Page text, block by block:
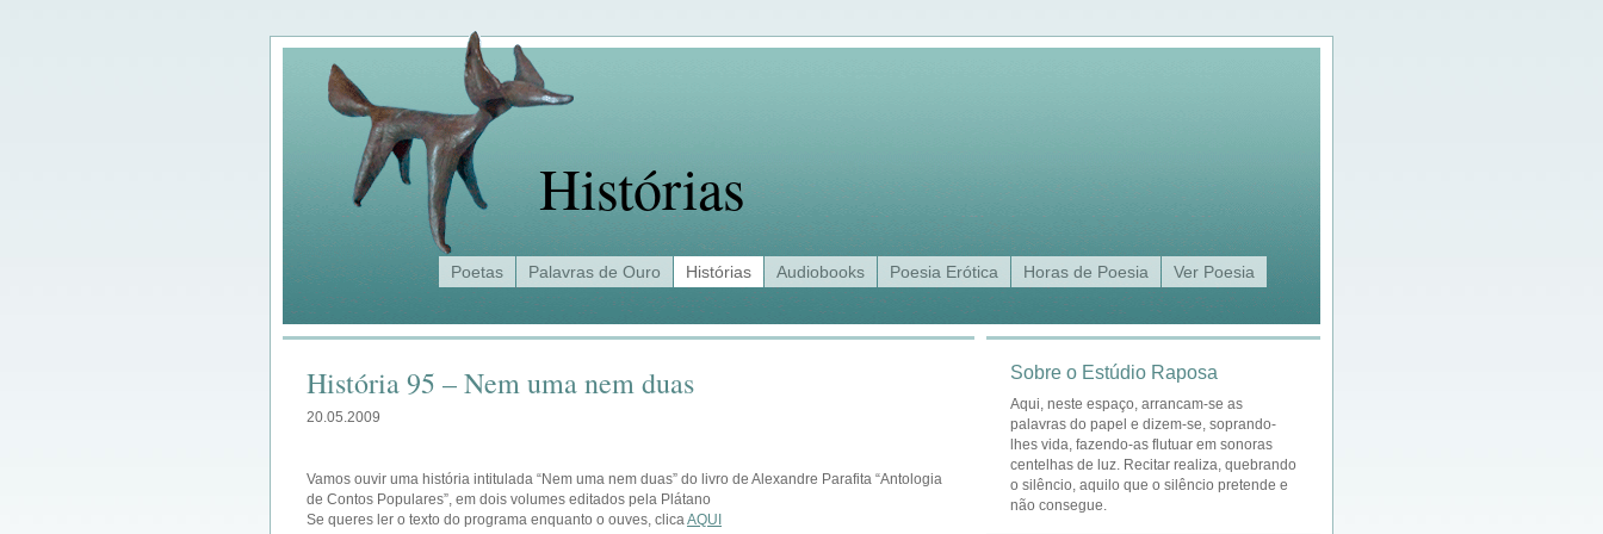
Histórias
Poetas Palavras de Ouro Histórias Audiobooks Poesia Erótica Horas de Poesia Ver Poesia
História 95 – Nem uma nem duas
20.05.2009
Vamos ouvir uma história intitulada “Nem uma nem duas” do livro de Alexandre Parafita “Antologia
de Contos Populares”, em dois volumes editados pela Plátano
Se queres ler o texto do programa enquanto o ouves, clicaAQUI
Sobre o Estúdio Raposa
Aqui, neste espaço, arrancam-se as
palavras do papel e dizem-se, soprando-
lhes vida, fazendo-as flutuar em sonoras
centelhas de luz. Recitar realiza, quebrando
o silêncio, aquilo que o silêncio pretende e
não consegue.